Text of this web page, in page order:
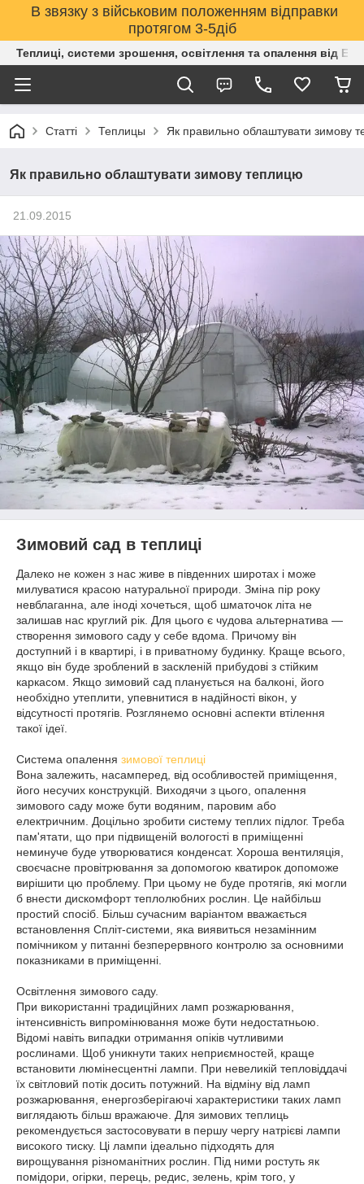
В звязку з військовим положенням відправки
протягом 3-5діб
Теплиці, системи зрошення, освітлення та опалення від
Статті Теплицы Як правильно облаштувати зимову
Як правильно облаштувати зимову теплицю
21.09.2015
Зимовий сад в теплиці
Далеко не кожен з нас живе в південних широтах і може
милуватися красою натуральної природи. Зміна пір року
невблаганна, але іноді хочеться, щоб шматочок літа не
залишав нас круглий рік. Для цього є чудова альтернатива —
створення зимового саду у себе вдома. Причому він
доступний і в квартирі, і в приватному будинку. Краще всього,
якщо він буде зроблений в заскленій прибудові з стійким
каркасом. Якщо зимовий сад планується на балконі, його
необхідно утеплити, упевнитися в надійності вікон, у
відсутності протягів. Розглянемо основні аспекти втілення
такої ідеї.
Система опалення зимової теплиці
Вона залежить, насамперед, від особливостей приміщення,
його несучих конструкцій. Виходячи з цього, опалення
зимового саду може бути водяним, паровим або
електричним. Доцільно зробити систему теплих підлог. Треба
пам'ятати, що при підвищеній вологості в приміщенні
неминуче буде утворюватися конденсат. Хороша вентиляція,
своєчасне провітрювання за допомогою кватирок допоможе
вирішити цю проблему. При цьому не буде протягів, які могли
б внести дискомфорт теплолюбних рослин. Це найбільш
простий спосіб. Більш сучасним варіантом вважається
встановлення Спліт-системи, яка виявиться незамінним
помічником у питанні безперервного контролю за основними
показниками в приміщенні.
Освітлення зимового саду.
При використанні традиційних ламп розжарювання,
інтенсивність випромінювання може бути недостатньою.
Відомі навіть випадки отримання опіків чутливими
рослинами. Щоб уникнути таких неприємностей, краще
встановити люмінесцентні лампи. При невеликій тепловіддачі
їх світловий потік досить потужний. На відміну від ламп
розжарювання, енергозберігаючі характеристики таких ламп
виглядають більш вражаюче. Для зимових теплиць
рекомендується застосовувати в першу чергу натрієві лампи
високого тиску. Ці лампи ідеально підходять для
вирощування різноманітних рослин. Під ними ростуть як
помідори, огірки, перець, редис, зелень, крім того, у